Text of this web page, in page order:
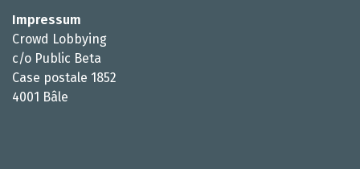
Impressum
Crowd Lobbying
c/o Public Beta
Case postale 1852
4001 Bâle